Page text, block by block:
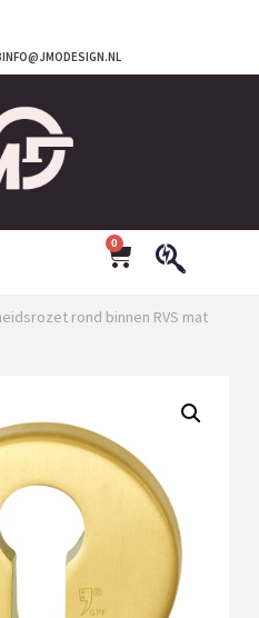
INFO@JMODESIGN.NL
0
rond binnen RVS mat